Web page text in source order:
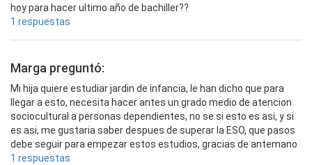
hoy para hacer ultimo año de bachiller??
1 respuestas
Marga preguntó:
Mi hija quiere estudiar jardin de infancia, le han dicho que para
llegar a esto, necesita hacer antes un grado medio de atencion
sociocultural a personas dependientes, no se si esto es asi, y si
es asi, me gustaria saber despues de superar la ESO, que pasos
debe seguir para empezar estos estudios, gracias de antemano
1 respuestas